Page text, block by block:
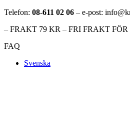
Telefon: 08-611 02 06 – e-post:
– FRAKT 79 KR – FRI FRAKT
FAQ
Svenska